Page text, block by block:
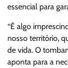
essencial para
“É algo
nosso território,
de vida. O
aponta para a